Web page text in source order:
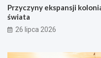
Przyczyny ekspansji
świata
26 lipca 2026